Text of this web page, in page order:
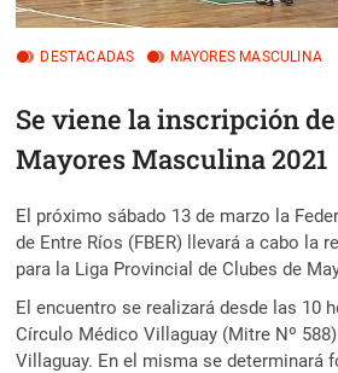
DESTACADAS MAYORES MASCULINA
Se viene la inscripción
Mayores Masculina 2021
El próximo sábado 13 de marzo la
de Entre Ríos (FBER) llevará a cabo la
para la Liga Provincial de Clubes de
El encuentro se realizará desde las 10
Círculo Médico Villaguay (Mitre Nº
Villaguay. En el misma se determinará